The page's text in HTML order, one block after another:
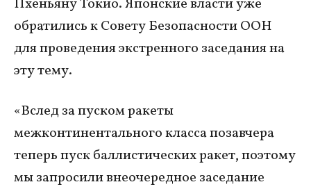
Пхеньяну Токио. Японские власти уже
обратились к Совету Безопасности ООН
для проведения экстренного заседания на
эту тему.
«Вслед за пуском ракеты
межконтинентального класса позавчера
теперь пуск баллистических ракет, поэтому
мы запросили внеочередное заседание